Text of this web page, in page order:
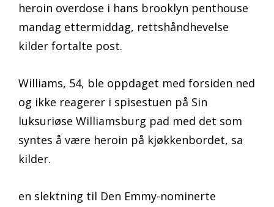
heroin overdose i hans brooklyn penthouse
mandag ettermiddag, rettshåndhevelse
kilder fortalte post.
Williams, 54, ble oppdaget med forsiden ned
og ikke reagerer i spisestuen på Sin
luksuriøse Williamsburg pad med det som
syntes å være heroin på kjøkkenbordet, sa
kilder.
en slektning til Den Emmy-nominerte